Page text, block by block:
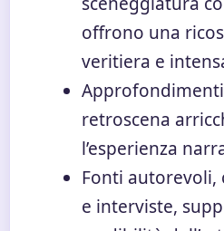
offrono una
veritiera e
retroscena
l’esperienza
Fonti autorevoli,
e interviste,